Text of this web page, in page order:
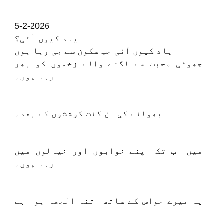
5-2-2026
یاد کیوں آئی؟
یاد کیوں آئی جب سکون سے جی رہا ہوں
جھوٹی محبت سے لگنے والے زخموں کو بھر
رہا ہوں۔
بھولنے کی ان گنت کوششوں کے بعد۔
میں اب تک اپنے خوابوں اور خیالوں میں
رہا ہوں۔
یہ میرے حواس کے ساتھ اتنا الجھا ہوا ہے